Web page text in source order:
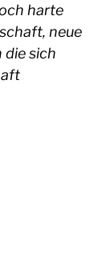
harte
neue
die sich